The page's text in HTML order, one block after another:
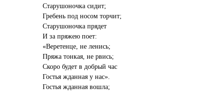
Старушоночка сидит;
Гребень под носом торчит;
Старушоночка прядет
И за пряжею поет:
«Веретенце, не ленись;
Пряжа тонкая, не рвись;
Скоро будет в добрый час
Гостья жданная у нас».
Гостья жданная вошла;